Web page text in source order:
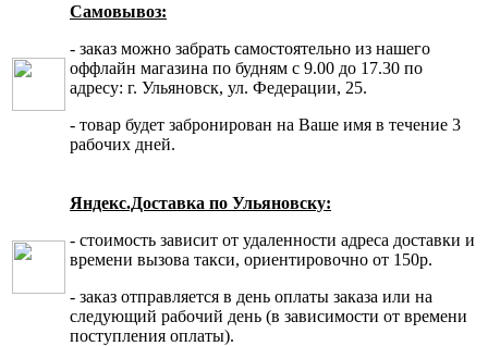
Самовывоз:
- заказ можно забрать самостоятельно из нашего
оффлайн магазина по будням с 9.00 до 17.30 по
адресу: г. Ульяновск, ул. Федерации, 25.
- товар будет забронирован на Ваше имя в течение 3
рабочих дней.
Яндекс.Доставка по Ульяновску:
- стоимость зависит от удаленности адреса доставки и
времени вызова такси, ориентировочно от 150р.
- заказ отправляется в день оплаты заказа или на
следующий рабочий день (в зависимости от времени
поступления оплаты).